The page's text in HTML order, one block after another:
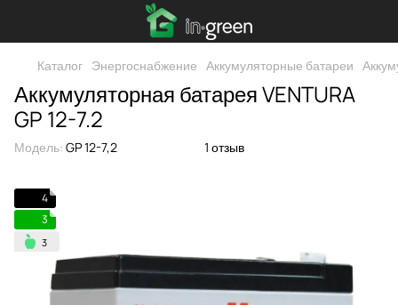
Каталог Энергоснабжение Аккумуляторные батареи
Аккумуляторная батарея VENTURA
GP 12-7.2
Модель: GP 12-7,2 1 отзыв
4
3